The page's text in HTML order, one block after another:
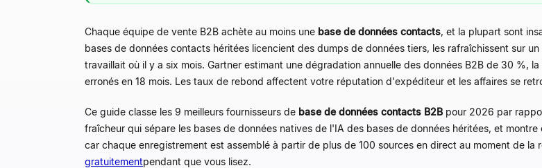
Chaque équipe de vente B2B achète au moins une base de données contacts, et la plupart sont
bases de données contacts héritées licencient des dumps de données tiers, les rafraîchissent sur
travaillait où il y a six mois. Gartner estimant une dégradation annuelle des données B2B de 30 %,
erronés en 18 mois. Les taux de rebond affectent votre réputation d'expéditeur et les affaires se
Ce guide classe les 9 meilleurs fournisseurs de base de données contacts B2B pour 2026 par
fraîcheur qui sépare les bases de données natives de l'IA des bases de données héritées, et
car chaque enregistrement est assemblé à partir de plus de 100 sources en direct au moment de
gratuitementpendant que vous lisez.